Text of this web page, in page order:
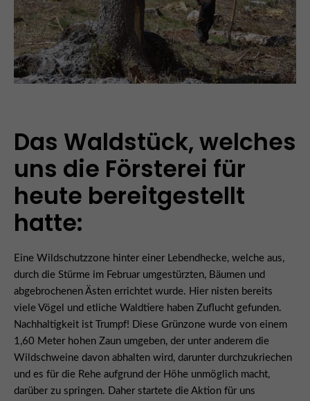
Das Waldstück, welches
uns die Försterei für
heute bereitgestellt
hatte:
Eine Wildschutzzone hinter einer Lebendhecke, welche aus,
durch die Stürme im Februar umgestürzten, Bäumen und
abgebrochenen Ästen errichtet wurde. Hier nisten bereits
viele Vögel und etliche Waldtiere haben Zuflucht gefunden.
Nachhaltigkeit ist Trumpf! Diese Grünzone wurde von einem
1,60 Meter hohen Zaun umgeben, der unter anderem die
Wildschweine davon abhalten wird, darunter durchzukriechen
und es für die Rehe aufgrund der Höhe unmöglich macht,
darüber zu springen. Daher startete die Aktion für uns